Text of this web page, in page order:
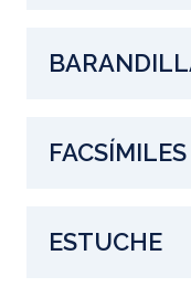
FACSÍMILES
ESTUCHE